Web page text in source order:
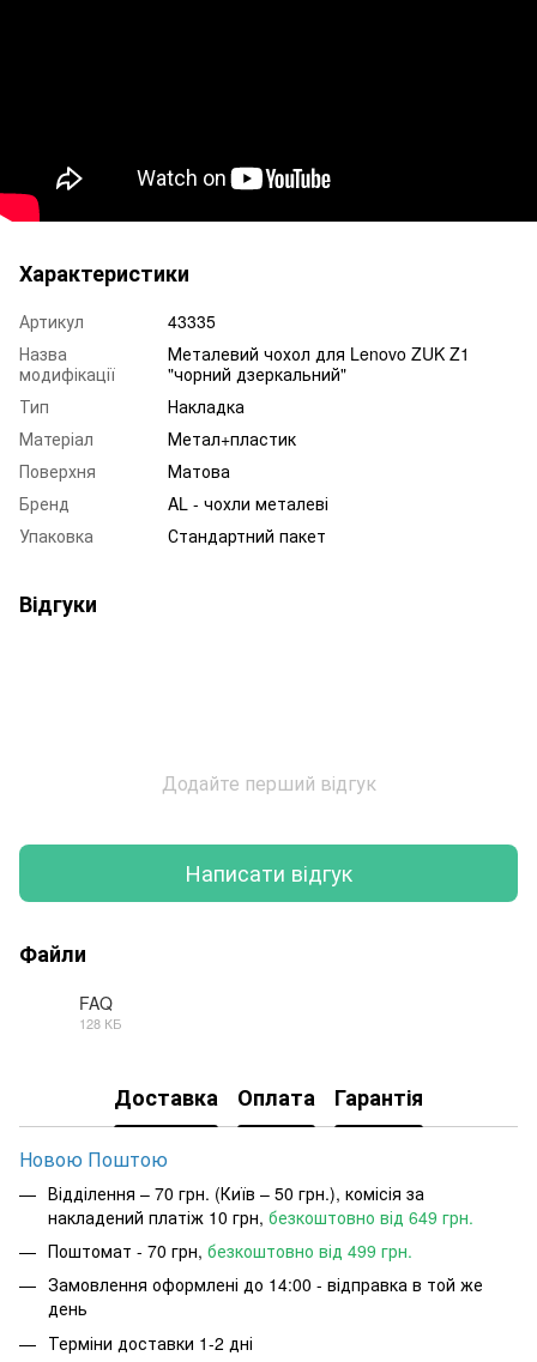
Характеристики
Артикул
43335
Назва
модифікації
Металевий чохол для Lenovo ZUK Z1
"чорний дзеркальний"
Тип
Накладка
Матеріал
Метал+пластик
Поверхня
Матова
Бренд
AL - чохли металеві
Упаковка
Стандартний пакет
Відгуки
Додайте перший відгук
Написати відгук
Файли
FAQ
128 КБ
Доставка Оплата Гарантія
Новою Поштою
Відділення – 70 грн. (Київ – 50 грн.), комісія за
накладений платіж 10 грн, безкоштовно від 649 грн.
Поштомат - 70 грн, безкоштовно від 499 грн.
Замовлення оформлені до 14:00 - відправка в той же
день
Терміни доставки 1-2 дні